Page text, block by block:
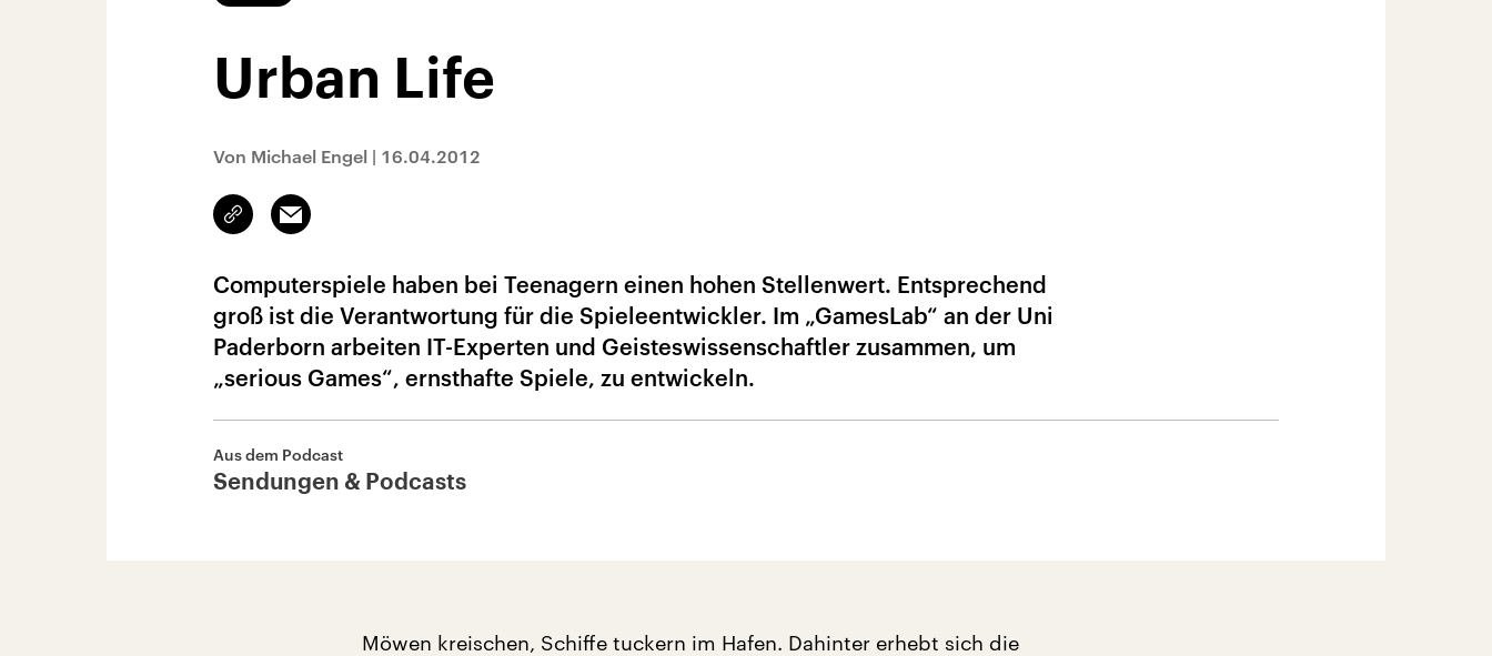
Urban Life
Von Michael Engel | 16.04.2012
Link
kopieren/teilen
Email
Computerspiele haben bei Teenagern einen hohen Stellenwert. Entsprechend
groß ist die Verantwortung für die Spieleentwickler. Im „GamesLab“ an der Uni
Paderborn arbeiten IT-Experten und Geisteswissenschaftler zusammen, um
„serious Games“, ernsthafte Spiele, zu entwickeln.
Aus dem Podcast
Sendungen & Podcasts
Möwen kreischen, Schiffe tuckern im Hafen. Dahinter erhebt sich die